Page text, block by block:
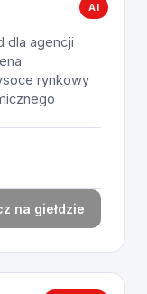
AI
dla agencji
rynkowy
na giełdzie